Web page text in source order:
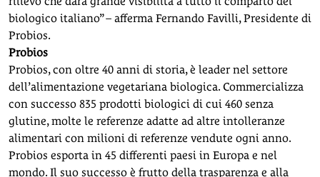
biologico italiano” – afferma Fernando Favilli, Presidente di
Probios.
Probios
Probios, con oltre 40 anni di storia, è leader nel settore
dell’alimentazione vegetariana biologica. Commercializza
con successo 835 prodotti biologici di cui 460 senza
glutine, molte le referenze adatte ad altre intolleranze
alimentari con milioni di referenze vendute ogni anno.
Probios esporta in 45 differenti paesi in Europa e nel
mondo. Il suo successo è frutto della trasparenza e alla